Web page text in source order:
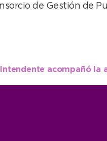
de Gestión de
Intendente acompañó la